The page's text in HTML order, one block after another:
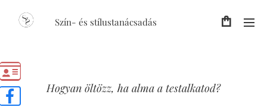
Szín- és stílustanácsadás
Hogyan öltözz, ha alma a testalkatod?